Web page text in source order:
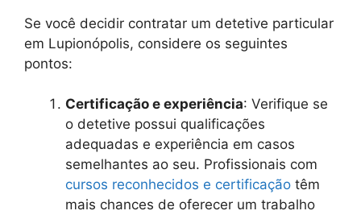
Se você decidir contratar um detetive particular
em Lupionópolis, considere os seguintes
pontos:
Certificação e experiência: Verifique se
o detetive possui qualificações
adequadas e experiência em casos
semelhantes ao seu. Profissionais com
cursos reconhecidos e certificação têm
mais chances de oferecer um trabalho